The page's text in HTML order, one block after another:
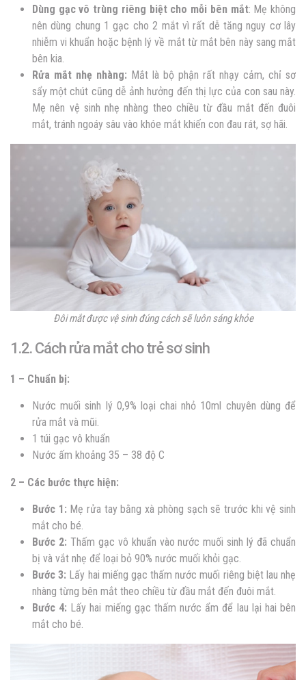
Dùng gạc vô trùng riêng biệt cho mỗi bên mắt: Mẹ không
nên dùng chung 1 gạc cho 2 mắt vì rất dễ tăng nguy cơ lây
nhiễm vi khuẩn hoặc bệnh lý về mắt từ mắt bên này sang mắt
bên kia.
Rửa mắt nhẹ nhàng: Mắt là bộ phận rất nhạy cảm, chỉ sơ
sẩy một chút cũng dễ ảnh hưởng đến thị lực của con sau này.
Mẹ nên vệ sinh nhẹ nhàng theo chiều từ đầu mắt đến đuôi
mắt, tránh ngoáy sâu vào khóe mắt khiến con đau rát, sợ hãi.
Đôi mắt được vệ sinh đúng cách sẽ luôn sáng khỏe
1.2. Cách rửa mắt cho trẻ sơ sinh
1 – Chuẩn bị:
Nước muối sinh lý 0,9% loại chai nhỏ 10ml chuyên dùng để
rửa mắt và mũi.
1 túi gạc vô khuẩn
Nước ấm khoảng 35 – 38 độ C
2 – Các bước thực hiện:
Bước 1: Mẹ rửa tay bằng xà phòng sạch sẽ trước khi vệ sinh
mắt cho bé.
Bước 2: Thấm gạc vô khuẩn vào nước muối sinh lý đã chuẩn
bị và vắt nhẹ để loại bỏ 90% nước muối khỏi gạc.
Bước 3: Lấy hai miếng gạc thấm nước muối riêng biệt lau nhẹ
nhàng từng bên mắt theo chiều từ đầu mắt đến đuôi mắt.
Bước 4: Lấy hai miếng gạc thấm nước ẩm để lau lại hai bên
mắt cho bé.